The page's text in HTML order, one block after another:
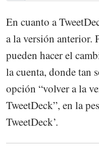
En cuanto a
a la versión anterior.
pueden hacer el
la cuenta, donde tan
opción “volver a la
TweetDeck”, en la
TweetDeck’.